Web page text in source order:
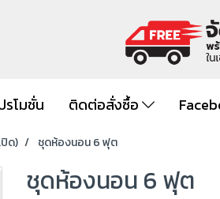
รโมชั่น ติดต่อสั่งซื้อ
ด) ชุดห้องนอน 6 ฟุต
ชุดห้องนอน 6 ฟุต